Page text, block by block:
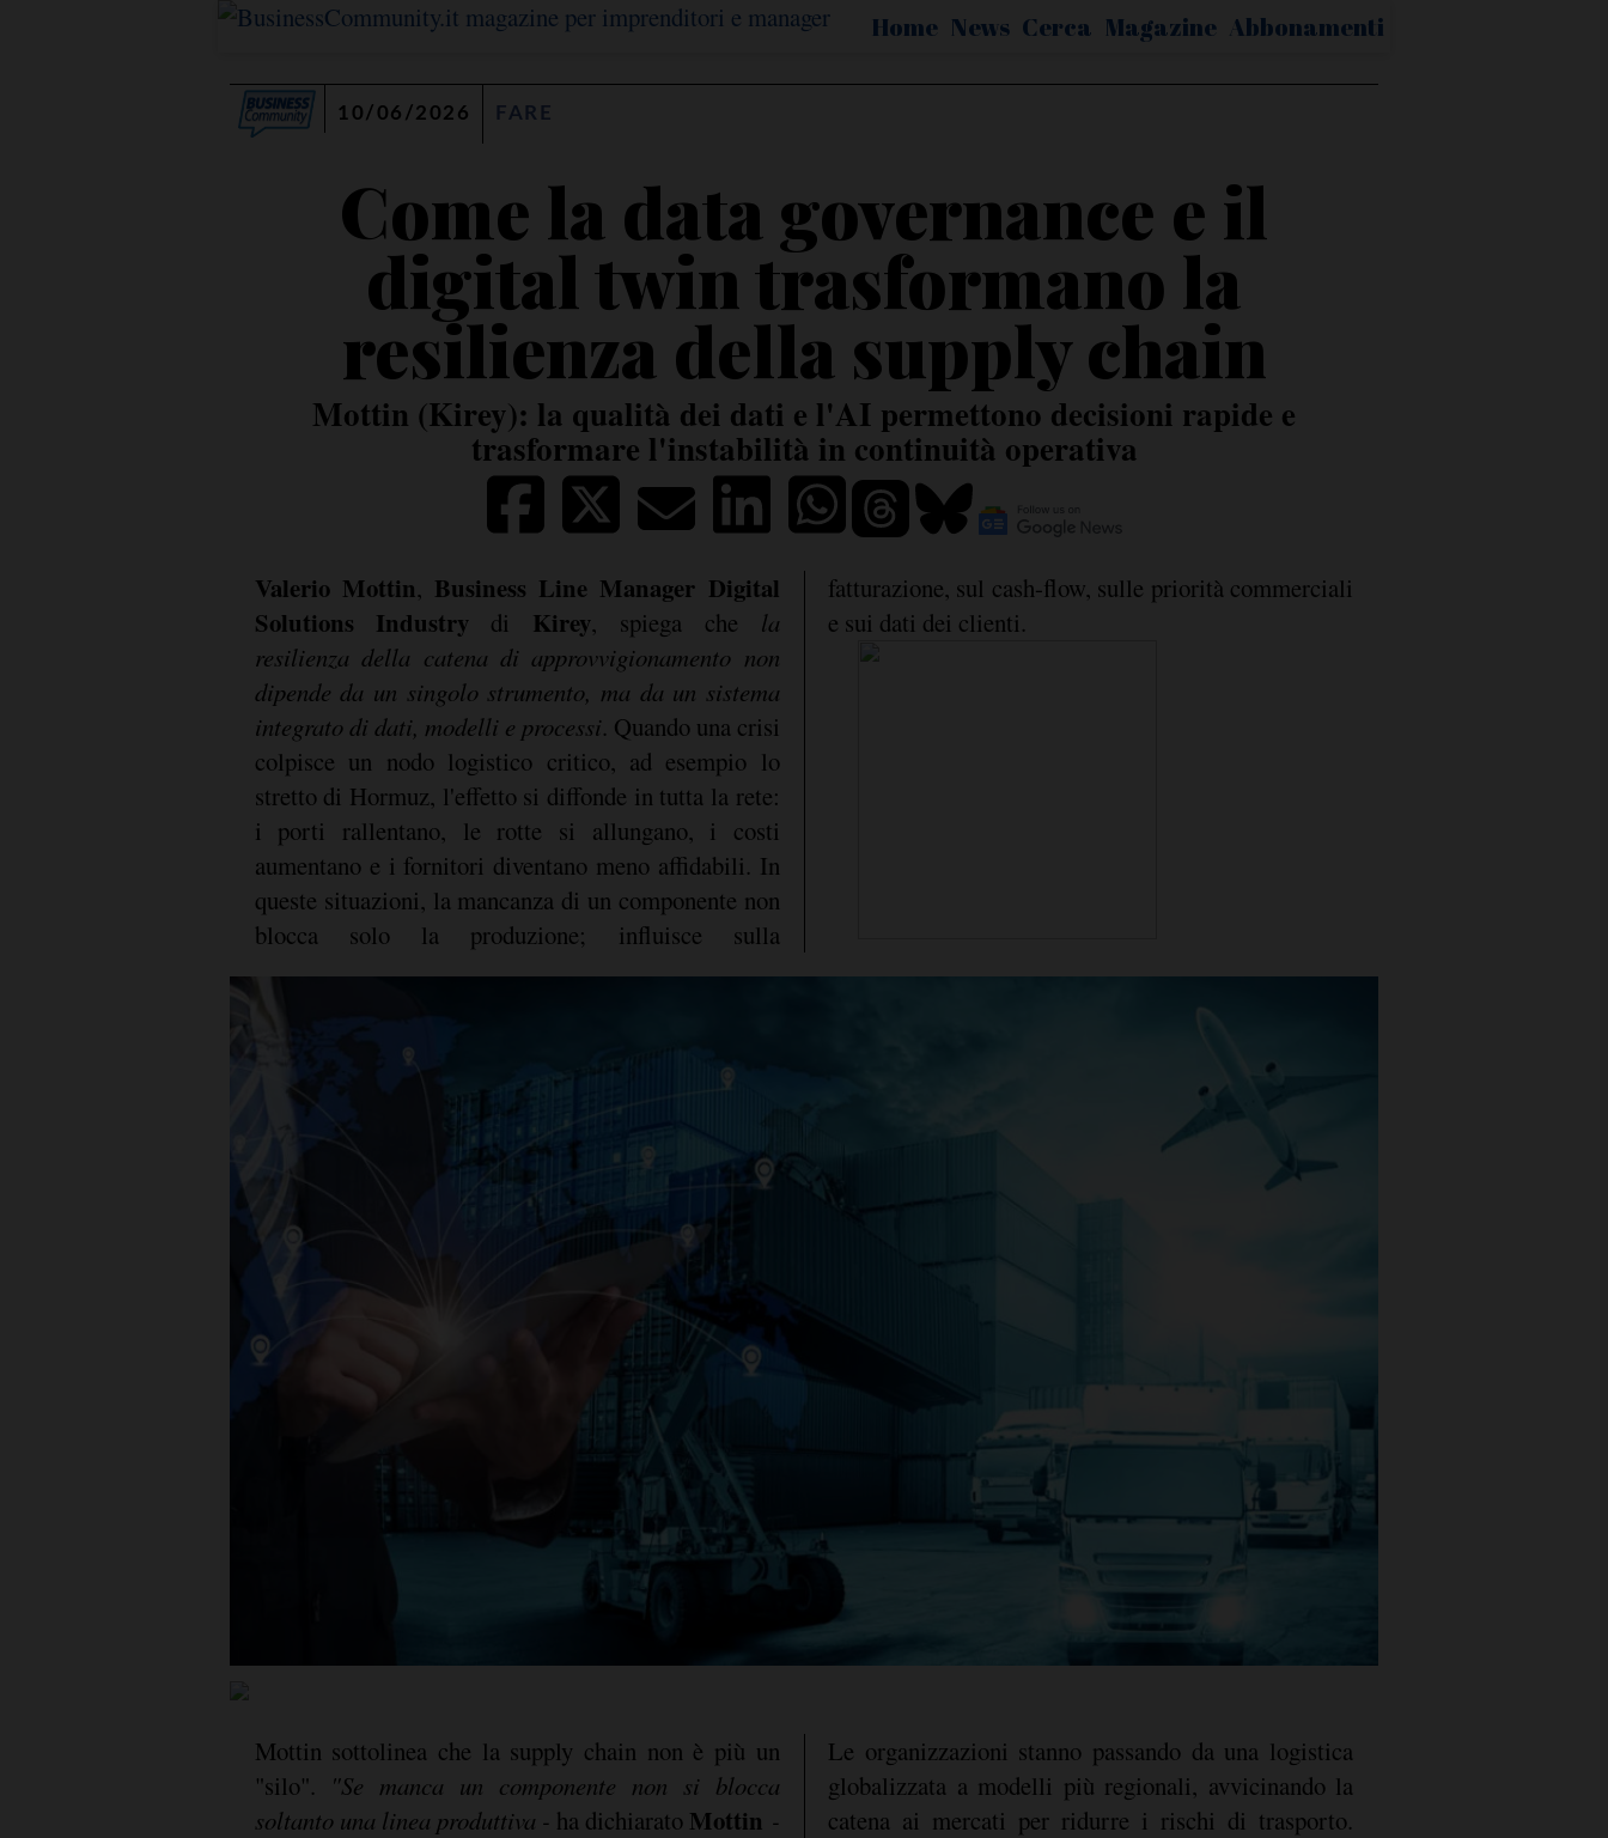
Home News Cerca Magazine Abbonamenti
10/06/2026 FARE
Come la data governance e il
digital twin trasformano la
resilienza della supply chain
Mottin (Kirey): la qualità dei dati e l'AI permettono decisioni rapide e
trasformare l'instabilità in continuità operativa
Valerio Mottin, Business Line Manager Digital
Solutions Industrydi Kirey, spiega che la
resilienza della catena di approvvigionamento non
dipende da un singolo strumento, ma da un sistema
integrato di dati, modelli e processi. Quando una crisi
colpisce un nodo logistico critico, ad esempio lo
stretto di Hormuz, l'effetto si diffonde in tutta la rete:
i porti rallentano, le rotte si allungano, i costi
aumentano e i fornitori diventano meno affidabili. In
queste situazioni, la mancanza di un componente non
blocca solo la produzione; influisce sulla
fatturazione, sul cash-flow, sulle priorità commerciali
e sui dati dei clienti.
Mottin sottolinea che la supply chain non è più un
"silo".
"Se manca un componente non si blocca
soltanto una linea produttiva - ha dichiarato Mottin -
Le organizzazioni stanno passando da una logistica
globalizzata a modelli più regionali, avvicinando la
catena ai mercati per ridurre i rischi di trasporto.